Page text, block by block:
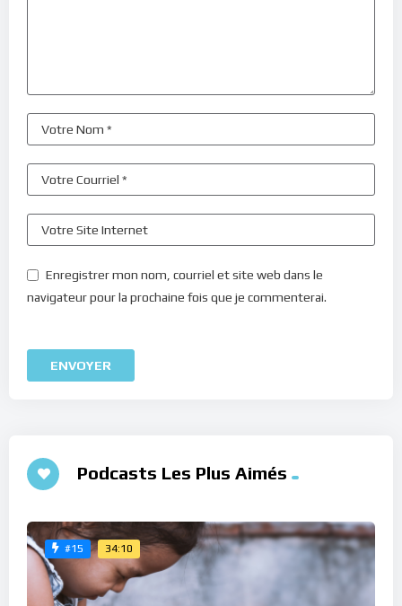
Enregistrer mon nom, courriel et site web dans le
navigateur pour la prochaine fois que je commenterai.
Podcasts Les Plus Aimés
#15 34:10